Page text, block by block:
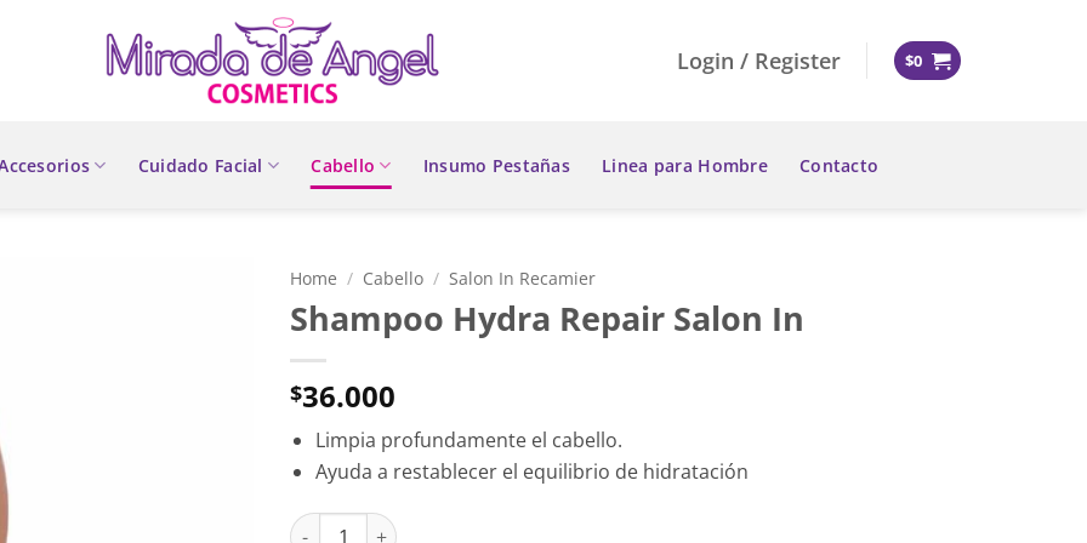
Login / Register $0
Cuidado Facial Cabello Insumo Pestañas Linea para Hombre Contacto
Home / Cabello / Salon In Recamier
Shampoo Hydra Repair Salon In
$36.000
Limpia profundamente el cabello.
Ayuda a restablecer el equilibrio de hidratación
Shampoo Hydra Repair Salon In quantity